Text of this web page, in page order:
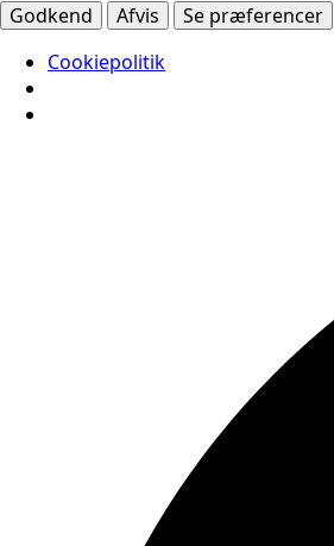
Godkend
Afvis Se præferencer
Cookiepolitik